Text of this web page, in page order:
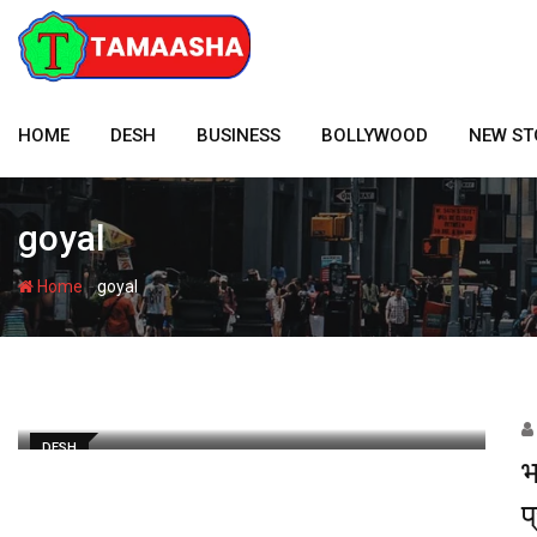
content
HOME DESH BUSINESS BOLLYWOOD NEW
goyal
Home-goyal
DESH